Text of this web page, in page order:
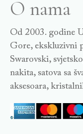
O nama
Od 2003. godine
Gore, ekskluzivni
Swarovski,
nakita, satova sa
aksesoara,